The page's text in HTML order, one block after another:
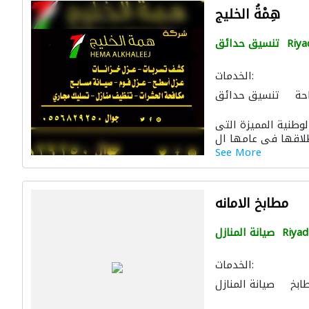
هِمْةُ الخليج
تنسيق حدائق
الخدمات:
تنسيق حدائق
صيانة مكيفات
الصيانة الكهربائية
صيانة المنازل
ادارة مشروع
موردو مواد البناء
نظام الصرف الصحي
المقاول الأنسب
المطابخ والحمامات
المميزة التى
See More
مطابخ الامانه
صيانة المنازل
الخدمات:
صيانة المنازل